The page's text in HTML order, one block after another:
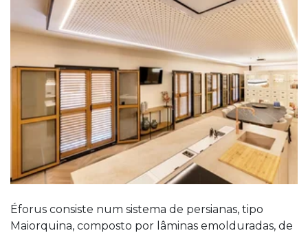
Éforus consiste num sistema de persianas, tipo
Maiorquina, composto por lâminas emolduradas, de